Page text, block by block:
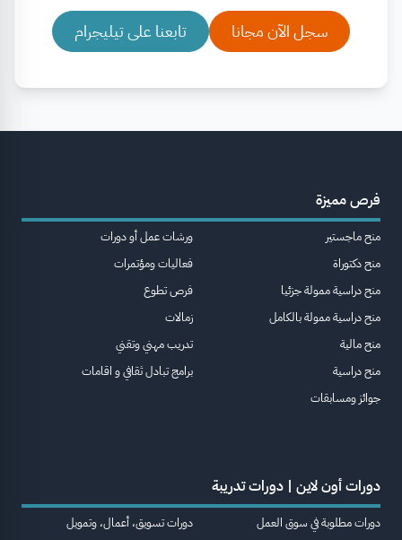
سجل الآن مجانا تابعنا على تيليجرام
فرص مميزة
منح ماجستير
منح دكتوراة
منح دراسية ممولة جزئيا
منح دراسية ممولة بالكامل
منح مالية
منح دراسية
جوائز ومسابقات
ورشات عمل أو دورات
فعاليات ومؤتمرات
فرص تطوع
زمالات
تدريب مهني وتقني
برامج تبادل ثقافي و اقامات
دورات أون لاين | دورات تدريبة
دورات مطلوبة في سوق العمل
دورات تسويق، أعمال، وتمويل